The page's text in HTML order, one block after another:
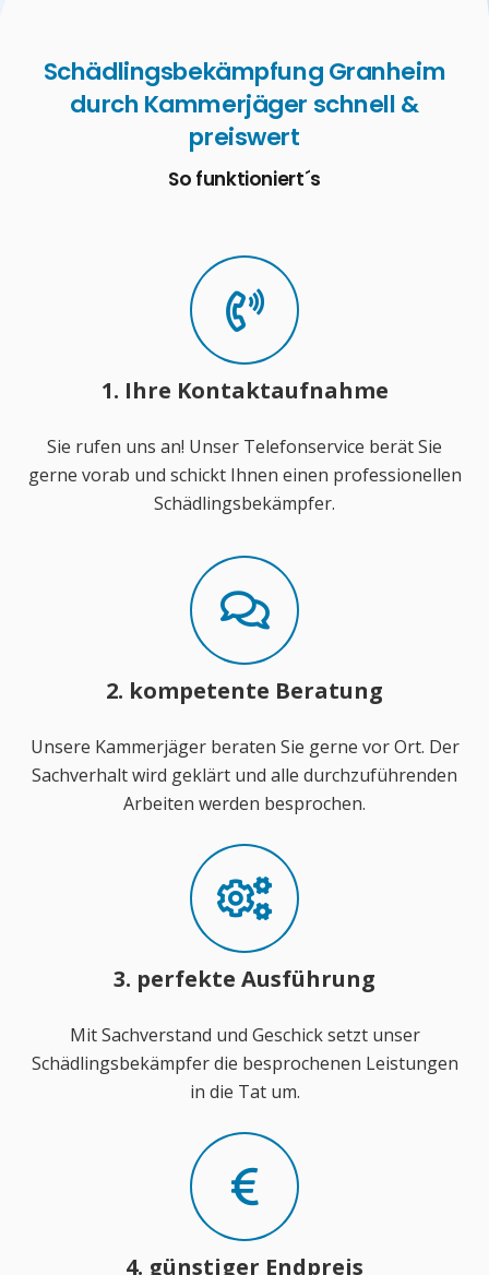
Schädlingsbekämpfung Granheim
durch Kammerjäger schnell &
preiswert
So funktioniert´s
1. Ihre Kontaktaufnahme
Sie rufen uns an! Unser Telefonservice berät Sie
gerne vorab und schickt Ihnen einen professionellen
Schädlingsbekämpfer.
2. kompetente Beratung
Unsere Kammerjäger beraten Sie gerne vor Ort. Der
Sachverhalt wird geklärt und alle durchzuführenden
Arbeiten werden besprochen.
3. perfekte Ausführung
Mit Sachverstand und Geschick setzt unser
Schädlingsbekämpfer die besprochenen Leistungen
in die Tat um.
4. günstiger Endpreis